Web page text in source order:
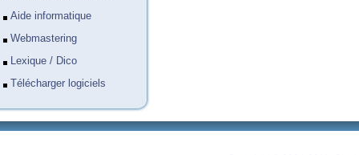
Aide informatique
Webmastering
Lexique / Dico
Télécharger logiciels